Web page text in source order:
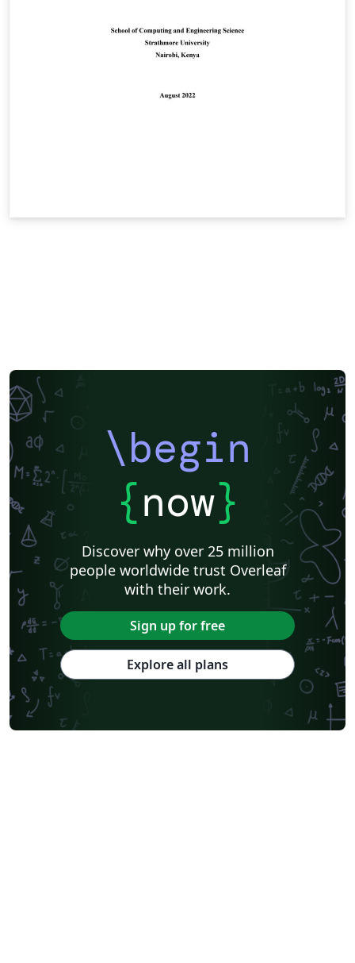
\begin
{now}
Discover why over 25 million
people worldwide trust Overleaf
with their work.
Sign up for free
Explore all plans